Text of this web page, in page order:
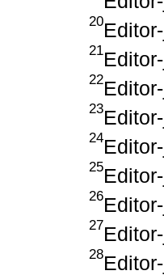
20
21
22
23
24
25
26
27
28